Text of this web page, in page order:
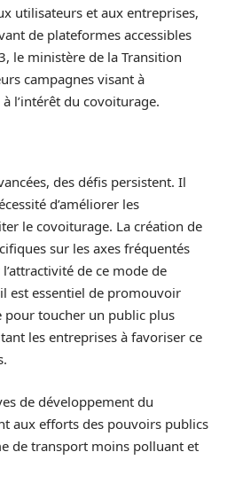
utilisateurs et aux entreprises,
de plateformes accessibles
le ministère de la Transition
campagnes visant à
l’intérêt du covoiturage.
des défis persistent. Il
d’améliorer les
le covoiturage. La création de
sur les axes fréquentés
de ce mode de
est essentiel de promouvoir
pour toucher un public plus
les entreprises à favoriser ce
de développement du
aux efforts des pouvoirs publics
de transport moins polluant et